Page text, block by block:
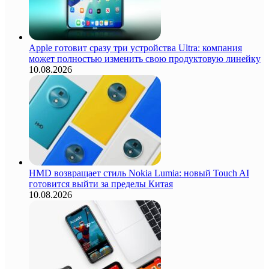
Apple готовит сразу три устройства Ultra: компания
может полностью изменить свою продуктовую линейку
10.08.2026
HMD возвращает стиль Nokia Lumia: новый Touch AI
готовится выйти за пределы Китая
10.08.2026